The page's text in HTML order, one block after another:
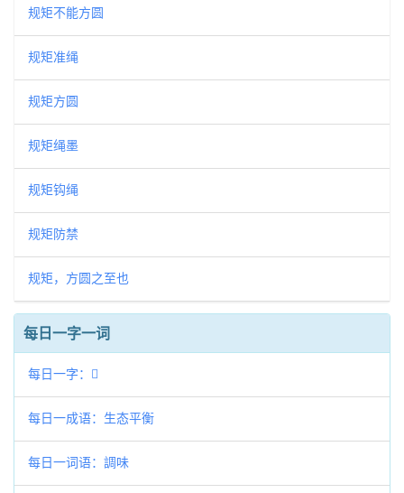
规矩不能方圆
规矩准绳
规矩方圆
规矩绳墨
规矩钩绳
规矩防禁
规矩，方圆之至也
每日一字一词
每日一字：𪞝
每日一成语：生态平衡
每日一词语：調味